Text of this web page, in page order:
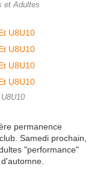
et Adultes
permanence
Samedi prochain,
"performance"